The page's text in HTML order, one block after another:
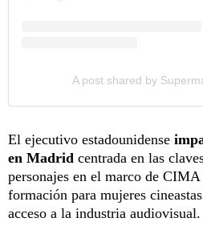
A post shared by
El ejecutivo estadounidense
en Madrid centrada en las
personajes en el marco de
formación para mujeres
acceso a la industria audiovisual.